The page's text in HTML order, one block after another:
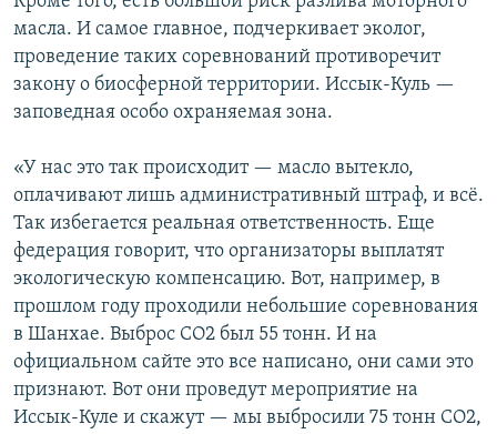
масла. И самое главное, подчеркивает эколог,
проведение таких соревнований противоречит
закону о биосферной территории. Иссык-Куль —
заповедная особо охраняемая зона.
«У нас это так происходит — масло вытекло,
оплачивают лишь административный штраф, и всё.
Так избегается реальная ответственность. Еще
федерация говорит, что организаторы выплатят
экологическую компенсацию. Вот, например, в
прошлом году проходили небольшие соревнования
в Шанхае. Выброс СО2 был 55 тонн. И на
официальном сайте это все написано, они сами это
признают. Вот они проведут мероприятие на
Иссык-Куле и скажут — мы выбросили 75 тонн СО2,